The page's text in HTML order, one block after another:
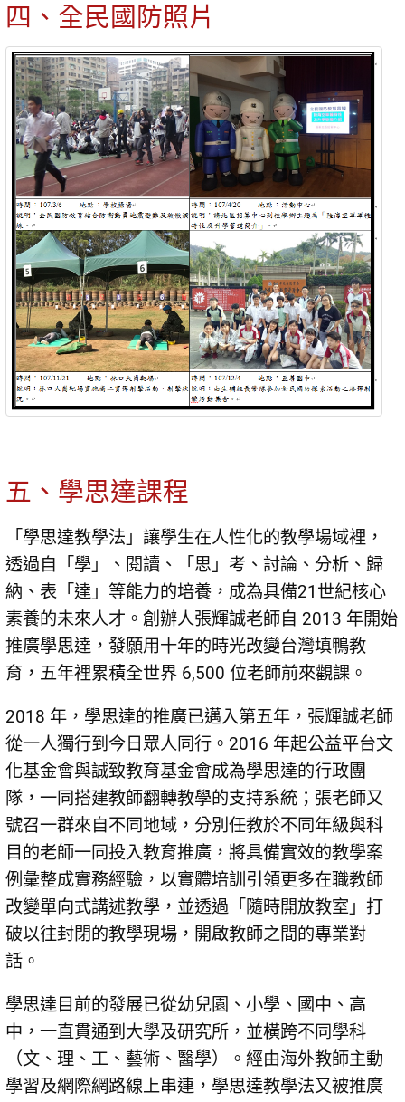
四、全民國防照片
五、學思達課程
「學思達教學法」讓學生在人性化的教學場域裡，
透過自「學」、閱讀、「思」考、討論、分析、歸
納、表「達」等能力的培養，成為具備21世紀核心
素養的未來人才。創辦人張輝誠老師自 2013 年開始
推廣學思達，發願用十年的時光改變台灣填鴨教
育，五年裡累積全世界 6,500 位老師前來觀課。
2018 年，學思達的推廣已邁入第五年，張輝誠老師
從一人獨行到今日眾人同行。2016 年起公益平台文
化基金會與誠致教育基金會成為學思達的行政團
隊，一同搭建教師翻轉教學的支持系統；張老師又
號召一群來自不同地域，分別任教於不同年級與科
目的老師一同投入教育推廣，將具備實效的教學案
例彙整成實務經驗，以實體培訓引領更多在職教師
改變單向式講述教學，並透過「隨時開放教室」打
破以往封閉的教學現場，開啟教師之間的專業對
話。
學思達目前的發展已從幼兒園、小學、國中、高
中，一直貫通到大學及研究所，並橫跨不同學科
（文、理、工、藝術、醫學）。經由海外教師主動
學習及網際網路線上串連，學思達教學法又被推廣